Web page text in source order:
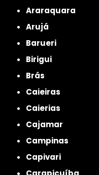
Araraquara
Arujá
Barueri
Birigui
Brás
Caieiras
Caierias
Cajamar
Campinas
Capivari